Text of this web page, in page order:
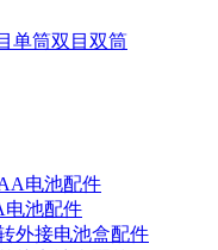
单筒双目双筒
电池配件